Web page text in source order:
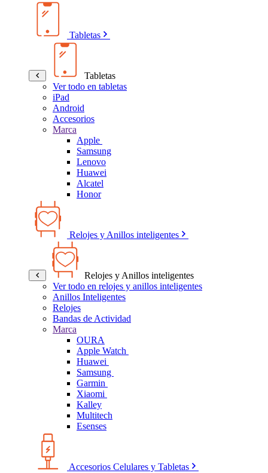
Tabletas
Tabletas
Ver todo en tabletas
iPad
Android
Accesorios
Marca
Apple
Samsung
Lenovo
Huawei
Alcatel
Honor
Relojes y Anillos inteligentes
Relojes y Anillos inteligentes
Ver todo en relojes y anillos inteligentes
Anillos Inteligentes
Relojes
Bandas de Actividad
Marca
OURA
Apple Watch
Huawei
Samsung
Garmin
Xiaomi
Kalley
Multitech
Esenses
Accesorios Celulares y Tabletas